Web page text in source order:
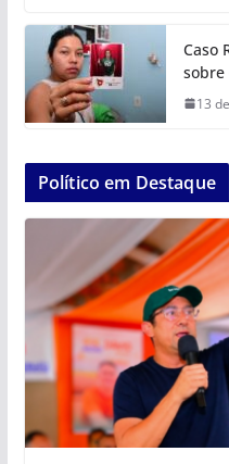
Caso
sobre
13
Político em Destaque